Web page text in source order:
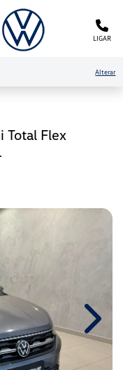
LIGAR
Alterar
Total Flex
Next